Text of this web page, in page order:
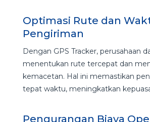
Optimasi Rute dan
Pengiriman
Dengan GPS Tracker, perusahaan
menentukan rute tercepat dan
kemacetan. Hal ini memastikan
tepat waktu, meningkatkan
Pengurangan Biaya